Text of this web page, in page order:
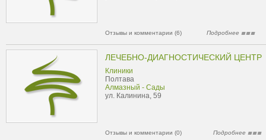
Отзывы и комментарии (6) Подробнее
ЛЕЧЕБНО-ДИАГНОСТИЧЕСКИЙ ЦЕНТР
Клиники
Полтава
Алмазный - Сады
ул. Калинина, 59
Отзывы и комментарии (0) Подробнее